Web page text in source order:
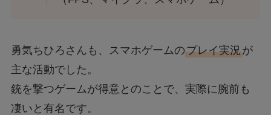
勇気ちひろさんも、スマホゲームのプレイ実況が
主な活動でした。
銃を撃つゲームが得意とのことで、実際に腕前も
凄いと有名です。